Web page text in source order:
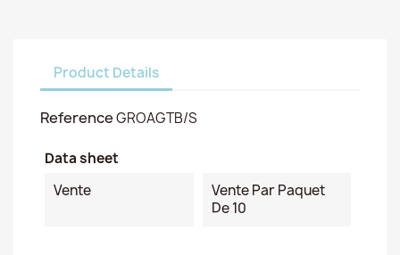
Product Details
ReferenceGROAGTB/S
Data sheet
Vente
Vente Par Paquet
De 10